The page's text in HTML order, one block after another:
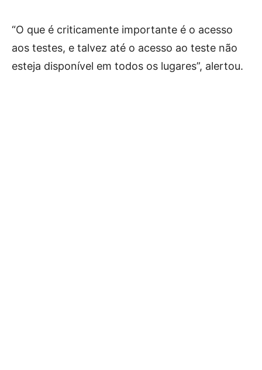
“O que é criticamente importante é o acesso
aos testes, e talvez até o acesso ao teste não
esteja disponível em todos os lugares”, alertou.